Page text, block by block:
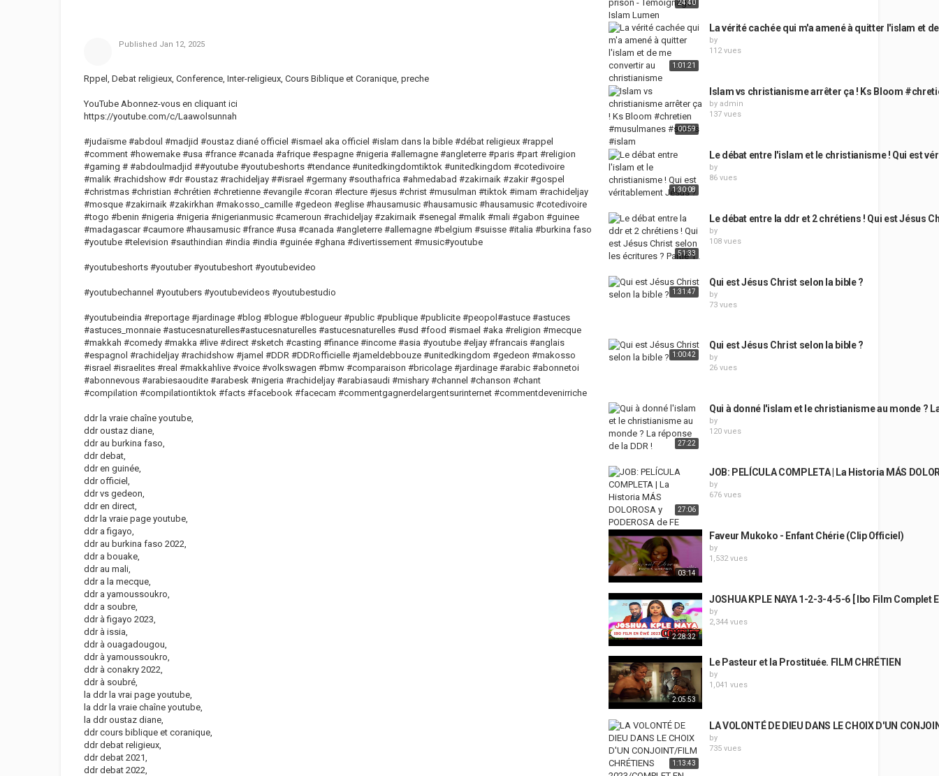
Published Jan 12, 2025
Rppel, Debat religieux, Conference, Inter-religieux, Cours Biblique et Coranique, preche
YouTube Abonnez-vous en cliquant ici
https://youtube.com/c/Laawolsunnah
#judaïsme #abdoul #madjid #oustaz diané officiel #ismael aka officiel #islam dans la bible #débat religieux #rappel
#comment #howemake #usa #france #canada #afrique #espagne #nigeria #allemagne #angleterre #paris #part #religion
#gaming # #abdoulmadjid ##youtube #youtubeshorts #tendance #unitedkingdomtiktok #unitedkingdom #cotedivoire
#malik #rachidshow #dr #oustaz #rachideljay ##israel #germany #southafrica #ahmedabad #zakirnaik #zakir #gospel
#christmas #christian #chrétien #chretienne #evangile #coran #lecture #jesus #christ #musulman #tiktok #imam #rachideljay
#mosque #zakirnaik #zakirkhan #makosso_camille #gedeon #eglise #hausamusic #hausamusic #hausamusic #cotedivoire
#togo #benin #nigeria #nigeria #nigerianmusic #cameroun #rachideljay #zakirnaik #senegal #malik #mali #gabon #guinee
#madagascar #caumore #hausamusic #france #usa #canada #angleterre #allemagne #belgium #suisse #italia #burkina faso
#youtube #television #sauthindian #india #india #guinée #ghana #divertissement #music#youtube
#youtubeshorts #youtuber #youtubeshort #youtubevideo
#youtubechannel #youtubers #youtubevideos #youtubestudio
#youtubeindia #reportage #jardinage #blog #blogue #blogueur #public #publique #publicite #peopol#astuce #astuces
#astuces_monnaie #astucesnaturelles#astucesnaturelles #astucesnaturelles #usd #food #ismael #aka #religion #mecque
#makkah #comedy #makka #live #direct #sketch #casting #finance #income #asia #youtube #eljay #francais #anglais
#espagnol #rachideljay #rachidshow #jamel #DDR #DDRofficielle #jameldebbouze #unitedkingdom #gedeon #makosso
#israel #israelites #real #makkahlive #voice #volkswagen #bmw #comparaison #bricolage #jardinage #arabic #abonnetoi
#abonnevous #arabiesaoudite #arabesk #nigeria #rachideljay #arabiasaudi #mishary #channel #chanson #chant
#compilation #compilationtiktok #facts #facebook #facecam #commentgagnerdelargentsurinternet #commentdevenirriche
ddr la vraie chaîne youtube,
ddr oustaz diane,
ddr au burkina faso,
ddr debat,
ddr en guinée,
ddr officiel,
ddr vs gedeon,
ddr en direct,
ddr la vraie page youtube,
ddr a figayo,
ddr au burkina faso 2022,
ddr a bouake,
ddr au mali,
ddr a la mecque,
ddr a yamoussoukro,
ddr a soubre,
ddr à figayo 2023,
ddr à issia,
ddr à ouagadougou,
ddr à yamoussoukro,
ddr à conakry 2022,
ddr à soubré,
la ddr la vrai page youtube,
la ddr la vraie chaîne youtube,
la ddr oustaz diane,
ddr cours biblique et coranique,
ddr debat religieux,
ddr debat 2021,
ddr debat 2022,
24:40
1:01:21
La vérité cachée qui m'a amené à quitter l'islam et
by
112 vues
00:59
Islam vs christianisme arrêter ça ! Ks Bloom
by admin
137 vues
1:30:08
Le débat entre l'islam et le christianisme ! Qui est
by
86 vues
51:33
Le débat entre la ddr et 2 chrétiens ! Qui est Jésus
by
108 vues
1:31:47
Qui est Jésus Christ selon la bible ?
by
73 vues
1:00:42
Qui est Jésus Christ selon la bible ?
by
26 vues
27:22
Qui à donné l'islam et le christianisme au monde ?
by
120 vues
27:06
JOB: PELÍCULA COMPLETA | La Historia MÁS
by
676 vues
03:14
Faveur Mukoko - Enfant Chérie (Clip Officiel)
by
1,532 vues
2:28:32
JOSHUA KPLE NAYA 1-2-3-4-5-6 [ Ibo Film Complet
by
2,344 vues
2:05:53
Le Pasteur et la Prostituée. FILM CHRÉTIEN
by
1,041 vues
1:13:43
LA VOLONTÉ DE DIEU DANS LE CHOIX D'UN
by
735 vues